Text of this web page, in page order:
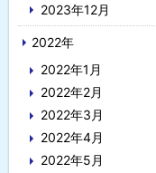
2023年12月
2022年
2022年1月
2022年2月
2022年3月
2022年4月
2022年5月